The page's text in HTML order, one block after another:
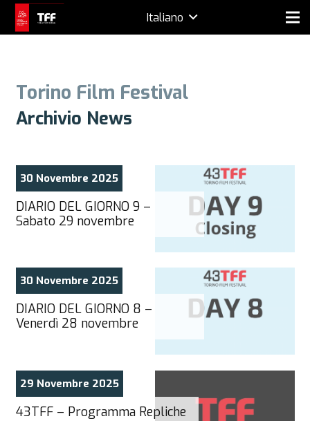
Italiano
Torino Film Festival
Archivio News
30 Novembre 2025
DIARIO DEL GIORNO 9 –
Sabato 29 novembre
30 Novembre 2025
DIARIO DEL GIORNO 8 –
Venerdì 28 novembre
29 Novembre 2025
43TFF – Programma Repliche